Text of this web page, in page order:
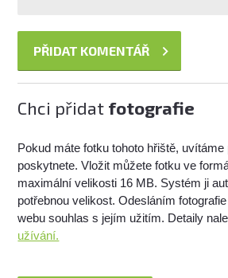
Chci přidat fotografie
Pokud máte fotku tohoto hřiště,
poskytnete. Vložit můžete fotku ve
maximální velikosti 16 MB. Systém ji
potřebnou velikost. Odesláním
webu souhlas s jejím užitím. Detaily
užívání.